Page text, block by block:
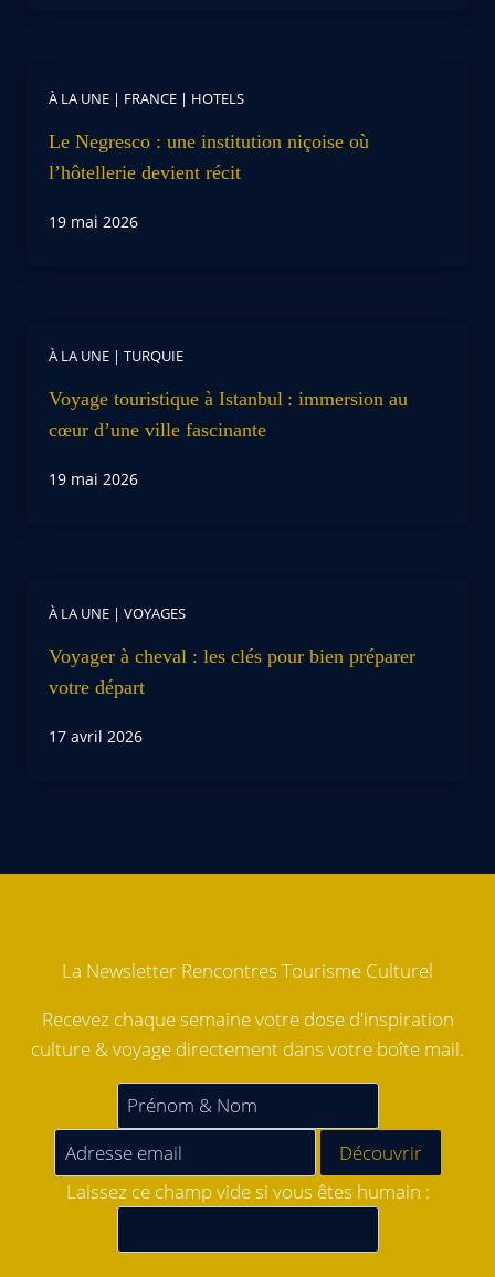
À LA UNE | FRANCE | HOTELS
Le Negresco : une institution niçoise où
l’hôtellerie devient récit
19 mai 2026
À LA UNE | TURQUIE
Voyage touristique à Istanbul : immersion au
cœur d’une ville fascinante
19 mai 2026
À LA UNE | VOYAGES
Voyager à cheval : les clés pour bien préparer
votre départ
17 avril 2026
La Newsletter Rencontres Tourisme Culturel
Recevez chaque semaine votre dose d'inspiration
culture & voyage directement dans votre boîte mail.
Laissez ce champ vide si vous êtes humain :